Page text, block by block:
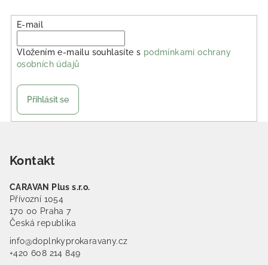
E-mail
Vložením e-mailu souhlasíte s podmínkami ochrany
osobních údajů
Přihlásit se
Kontakt
CARAVAN Plus s.r.o.
Přívozní 1054
170 00 Praha 7
Česká republika
info@doplnkyprokaravany.cz
+420 608 214 849